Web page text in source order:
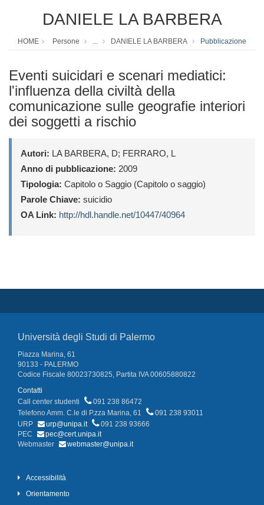
DANIELE LA BARBERA
HOME Persone ... DANIELE LA BARBERA Pubblicazione
Eventi suicidari e scenari mediatici:
l'influenza della civiltà della
comunicazione sulle geografie interiori
dei soggetti a rischio
Autori: LA BARBERA, D; FERRARO, L
Anno di pubblicazione: 2009
Tipologia: Capitolo o Saggio (Capitolo o saggio)
Parole Chiave: suicidio
OA Link: http://hdl.handle.net/10447/40964
Università degli Studi di Palermo
Piazza Marina, 61
90133 - PALERMO
Codice Fiscale 80023730825, Partita IVA 00605880822
Contatti
Call center studenti
091 238 86472
Telefono Amm. C.le di P.zza Marina, 61
091 238 93011
URP
urp@unipa.it
091 238 93666
PEC
pec@cert.unipa.it
Webmaster
webmaster@unipa.it
Accessibilità
Orientamento